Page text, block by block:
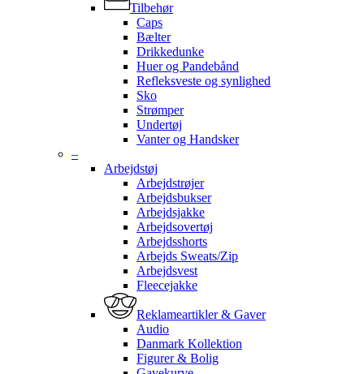
Tilbehør
Caps
Bælter
Drikkedunke
Huer og Pandebånd
Refleksveste og synlighed
Sko
Strømper
Undertøj
Vanter og Handsker
–
Arbejdstøj
Arbejdstrøjer
Arbejdsbukser
Arbejdsjakke
Arbejdsovertøj
Arbejdsshorts
Arbejds Sweats/Zip
Arbejdsvest
Fleecejakke
Reklameartikler & Gaver
Audio
Danmark Kollektion
Figurer & Bolig